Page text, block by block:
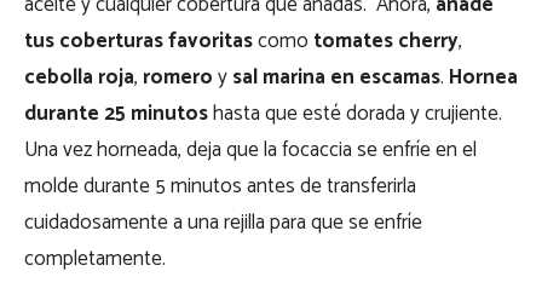
tus coberturas favoritascomo tomates cherry,
cebolla roja, romeroysal marina en escamas. Hornea
durante 25 minutoshasta que esté dorada y crujiente.
Una vez horneada, deja que la focaccia se enfríe en el
molde durante 5 minutos antes de transferirla
cuidadosamente a una rejilla para que se enfríe
completamente.